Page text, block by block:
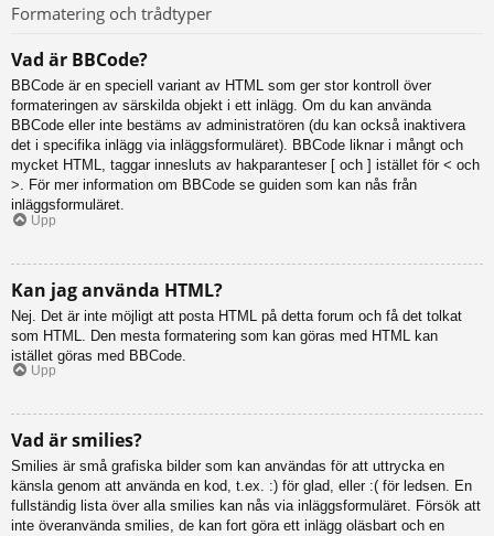
Formatering och trådtyper
Vad är BBCode?
BBCode är en speciell variant av HTML som ger stor kontroll över
formateringen av särskilda objekt i ett inlägg. Om du kan använda
BBCode eller inte bestäms av administratören (du kan också inaktivera
det i specifika inlägg via inläggsformuläret). BBCode liknar i mångt och
mycket HTML, taggar innesluts av hakparanteser [ och ] istället för < och
>. För mer information om BBCode se guiden som kan nås från
inläggsformuläret.
Upp
Kan jag använda HTML?
Nej. Det är inte möjligt att posta HTML på detta forum och få det tolkat
som HTML. Den mesta formatering som kan göras med HTML kan
istället göras med BBCode.
Upp
Vad är smilies?
Smilies är små grafiska bilder som kan användas för att uttrycka en
känsla genom att använda en kod, t.ex. :) för glad, eller :( för ledsen. En
fullständig lista över alla smilies kan nås via inläggsformuläret. Försök att
inte överanvända smilies, de kan fort göra ett inlägg oläsbart och en